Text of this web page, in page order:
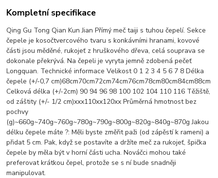
Kompletní specifikace
Qing Gu Tong Qian Kun Jian Přímý meč taiji s tuhou čepelí. Sekce
čepele je kosočtvercového tvaru s konkávními hranami, kovové
části jsou měděné, rukojeť z hruškového dřeva, celá souprava se
dokonale překrývá. Na čepeli je vyryta jemně zdobená pečeť
Longquan. Technické informace Velikost 0 1 2 3 4 5 6 7 8 Délka
čepele (+/-0,7 cm)68cm70cm72cm74cm76cm78cm80cm84cm88cm
Celková délka (+/-2cm) 90 94 96 98 100 102 104 110 116 Těžiště,
od záštity (+/- 1/2 cm)xxx110xx120xx Průměrná hmotnost bez
pochvy
(g)~660g~740g~760g~780g~790g~800g~820g~840g~870g Jakou
délku čepele máte ?: Měli byste změřit paži (od zápěstí k rameni) a
přidat 5 cm. Pak, když se postavíte a držíte meč za rukojeť, špička
čepele by měla být v horní části ucha. Nováčci mohou také
preferovat krátkou čepel, protože se s ní bude snadněji
manipulovat.